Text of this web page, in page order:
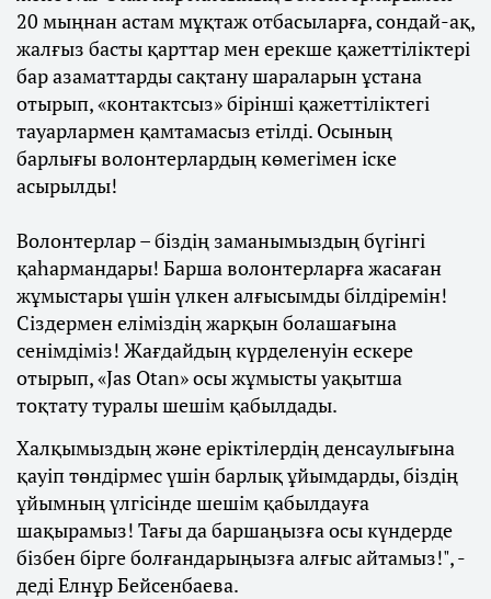
20 мыңнан астам мұқтаж отбасыларға, сондай-ақ,
жалғыз басты қарттар мен ерекше қажеттіліктері
бар азаматтарды сақтану шараларын ұстана
отырып, «контактсыз» бірінші қажеттіліктегі
тауарлармен қамтамасыз етілді. Осының
барлығы волонтерлардың көмегімен іске
асырылды!
Волонтерлар – біздің заманымыздың бүгінгі
қаһармандары! Барша волонтерларға жасаған
жұмыстары үшін үлкен алғысымды білдіремін!
Сіздермен еліміздің жарқын болашағына
сенімдіміз! Жағдайдың күрделенуін ескере
отырып, «Jas Otan» осы жұмысты уақытша
тоқтату туралы шешім қабылдады.
Халқымыздың және еріктілердің денсаулығына
қауіп төндірмес үшін барлық ұйымдарды, біздің
ұйымның үлгісінде шешім қабылдауға
шақырамыз! Тағы да баршаңызға осы күндерде
бізбен бірге болғандарыңызға алғыс айтамыз!", -
деді Елнұр Бейсенбаева.